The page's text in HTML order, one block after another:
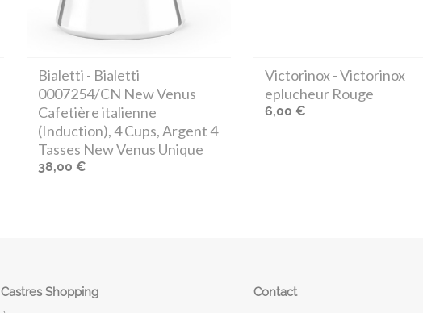
Bialetti - Bialetti
0007254/CN New Venus
Cafetière italienne
(Induction), 4 Cups, Argent 4
Tasses New Venus Unique
38,00 €
Victorinox- Victorinox
eplucheur Rouge
6,00 €
Castres Shopping Contact